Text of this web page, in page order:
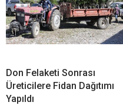
Don Felaketi Sonrası
Üreticilere Fidan Dağıtımı
Yapıldı